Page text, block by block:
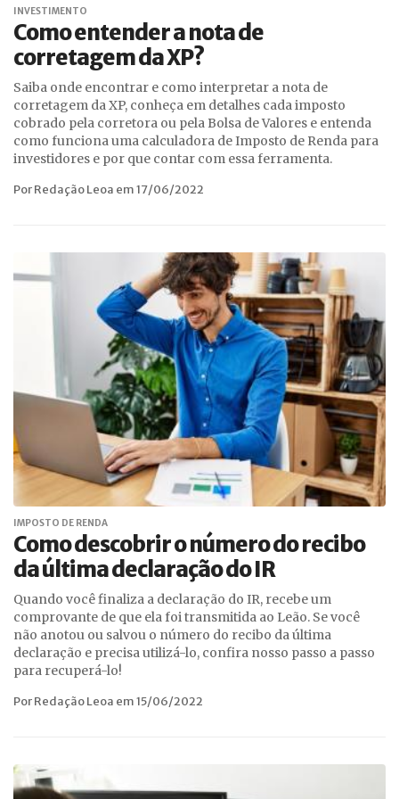
INVESTIMENTO
Como entender a nota de
corretagem da XP?
Saiba onde encontrar e como interpretar a nota de
corretagem da XP, conheça em detalhes cada imposto
cobrado pela corretora ou pela Bolsa de Valores e entenda
como funciona uma calculadora de Imposto de Renda para
investidores e por que contar com essa ferramenta.
Por Redação Leoa em 17/06/2022
IMPOSTO DE RENDA
Como descobrir o número do recibo
da última declaração do IR
Quando você finaliza a declaração do IR, recebe um
comprovante de que ela foi transmitida ao Leão. Se você
não anotou ou salvou o número do recibo da última
declaração e precisa utilizá-lo, confira nosso passo a passo
para recuperá-lo!
Por Redação Leoa em 15/06/2022